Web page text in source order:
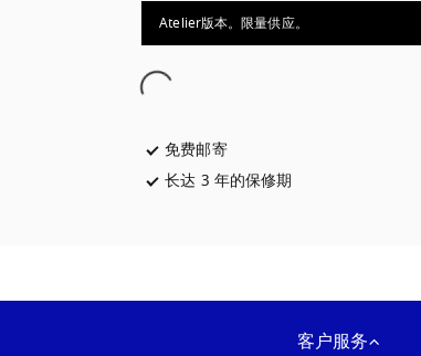
Atelier版本。限量供应。
免费邮寄在新选项卡中打开
长达 3 年的保修期
客户服务